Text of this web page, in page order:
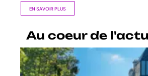
EN SAVOIR PLUS
Au coeur de l'actu